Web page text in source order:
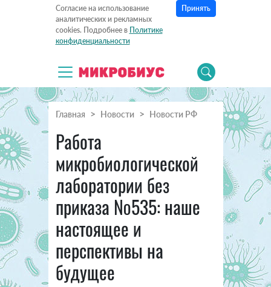
Согласие на использование
аналитических и рекламных
cookies. Подробнее в Политике
конфиденциальности
Принять
Главная Новости Новости РФ
Работа
микробиологической
лаборатории без
приказа №535: наше
настоящее и
перспективы на
будущее